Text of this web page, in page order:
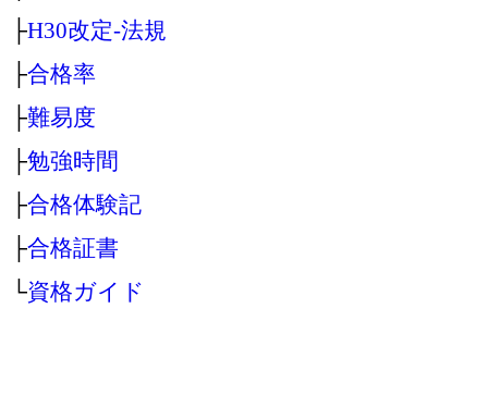
├H30改定‐法規
├合格率
├難易度
├勉強時間
├合格体験記
├合格証書
└資格ガイド